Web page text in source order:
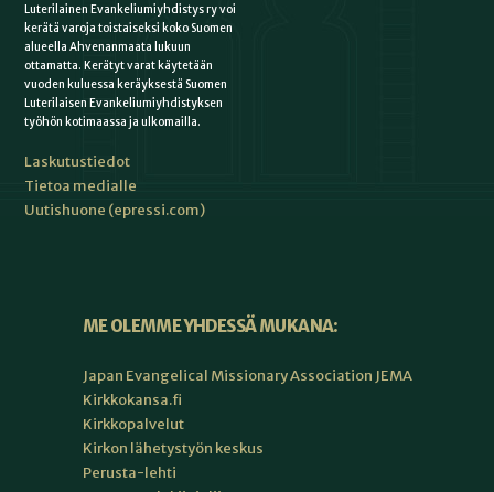
Luterilainen Evankeliumiyhdistys ry voi
kerätä varoja toistaiseksi koko Suomen
alueella Ahvenanmaata lukuun
ottamatta. Kerätyt varat käytetään
vuoden kuluessa keräyksestä Suomen
Luterilaisen Evankeliumiyhdistyksen
työhön kotimaassa ja ulkomailla.
Laskutustiedot
Tietoa medialle
Uutishuone (epressi.com)
ME OLEMME YHDESSÄ MUKANA:
Japan Evangelical Missionary Association JEMA
Kirkkokansa.fi
Kirkkopalvelut
Kirkon lähetystyön keskus
Perusta-lehti